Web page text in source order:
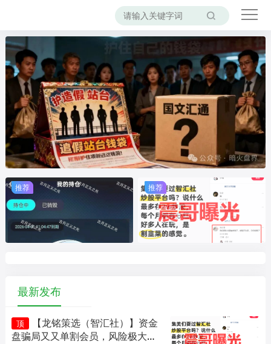
荐 推荐
推荐 推荐
最新发布
顶
【龙铭策选（智汇社）】资金
盘骗局又又单割会员，风险极大，